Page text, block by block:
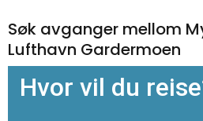
Søk avganger mellom
Lufthavn Gardermoen
Hvor vil du